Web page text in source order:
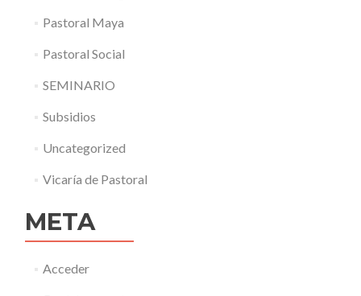
Pastoral Maya
Pastoral Social
SEMINARIO
Subsidios
Uncategorized
Vicaría de Pastoral
META
Acceder